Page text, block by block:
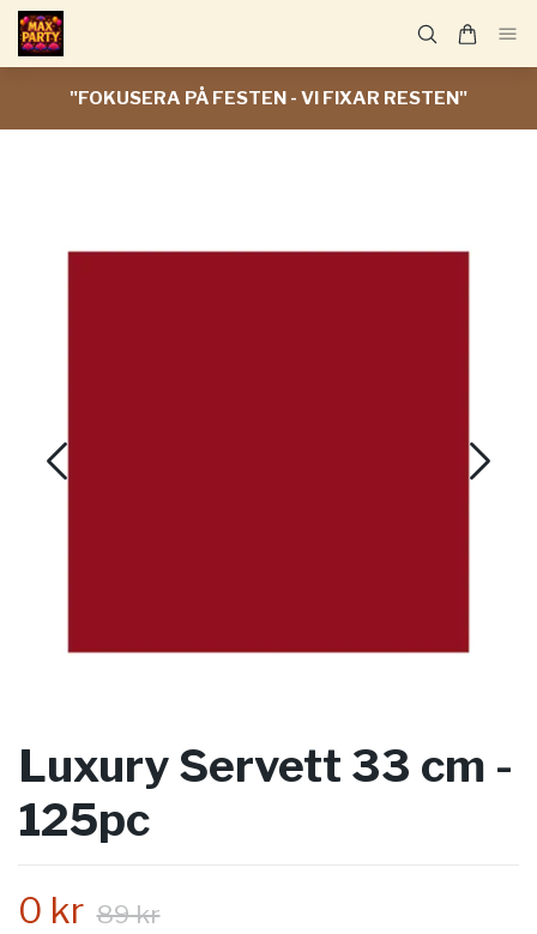
"FOKUSERA PÅ FESTEN - VI FIXAR RESTEN"
Luxury Servett 33 cm -
125pc
0 kr 89 kr